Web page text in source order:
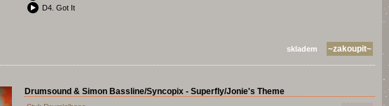
D4. Got It
skladem
Drumsound & Simon Bassline/Syncopix - Superfly/Jonie's Theme